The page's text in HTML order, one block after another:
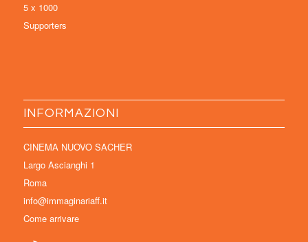
5 x 1000
Supporters
INFORMAZIONI
CINEMA NUOVO SACHER
Largo Ascianghi 1
Roma
info@immaginariaff.it
Come arrivare